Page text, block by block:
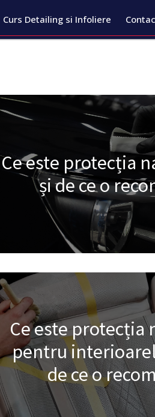
Curs Detailing si Infoliere
Ce este protecția
și de ce o
Ce este protecția
pentru
de ce o